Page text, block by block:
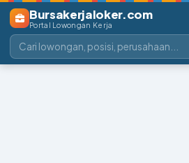
Bursakerjaloker.com
Portal Lowongan Kerja